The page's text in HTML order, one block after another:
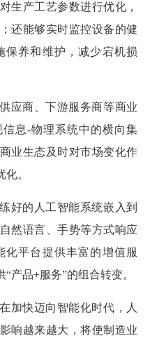
生产工艺参数进行优化，
还能够实时监控设备的健
保养和维护，减少宕机损
应商、下游服务商等商业
息-物理系统中的横向集
业生态及时对市场变化作
。
好的人工智能系统嵌入到
然语言、手势等方式响应
化平台提供丰富的增值服
产品+服务”的组合转变。
加快迈向智能化时代，人
响越来越大，将使制造业